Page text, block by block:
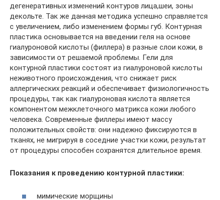
дегенеративных изменений контуров лица,шеи, зоны
декольте. Так же данная методика успешно справляется
с увеличением, либо изменением формы губ. Контурная
пластика основывается на введении геля на основе
гиалуроновой кислоты (филлера) в разные слои кожи, в
зависимости от решаемой проблемы. Гели для
контурной пластики состоят из гиалуроновой кислоты
неживотного происхождения, что снижает риск
аллергических реакций и обеспечивает физиологичность
процедуры, так как гиалуроновая кислота является
компонентом межклеточного матрикса кожи любого
человека. Современные филлеры имеют массу
положительных свойств: они надежно фиксируются в
тканях, не мигрируя в соседние участки кожи, результат
от процедуры способен сохранятся длительное время.
Показания к проведению контурной пластики:
мимические морщины